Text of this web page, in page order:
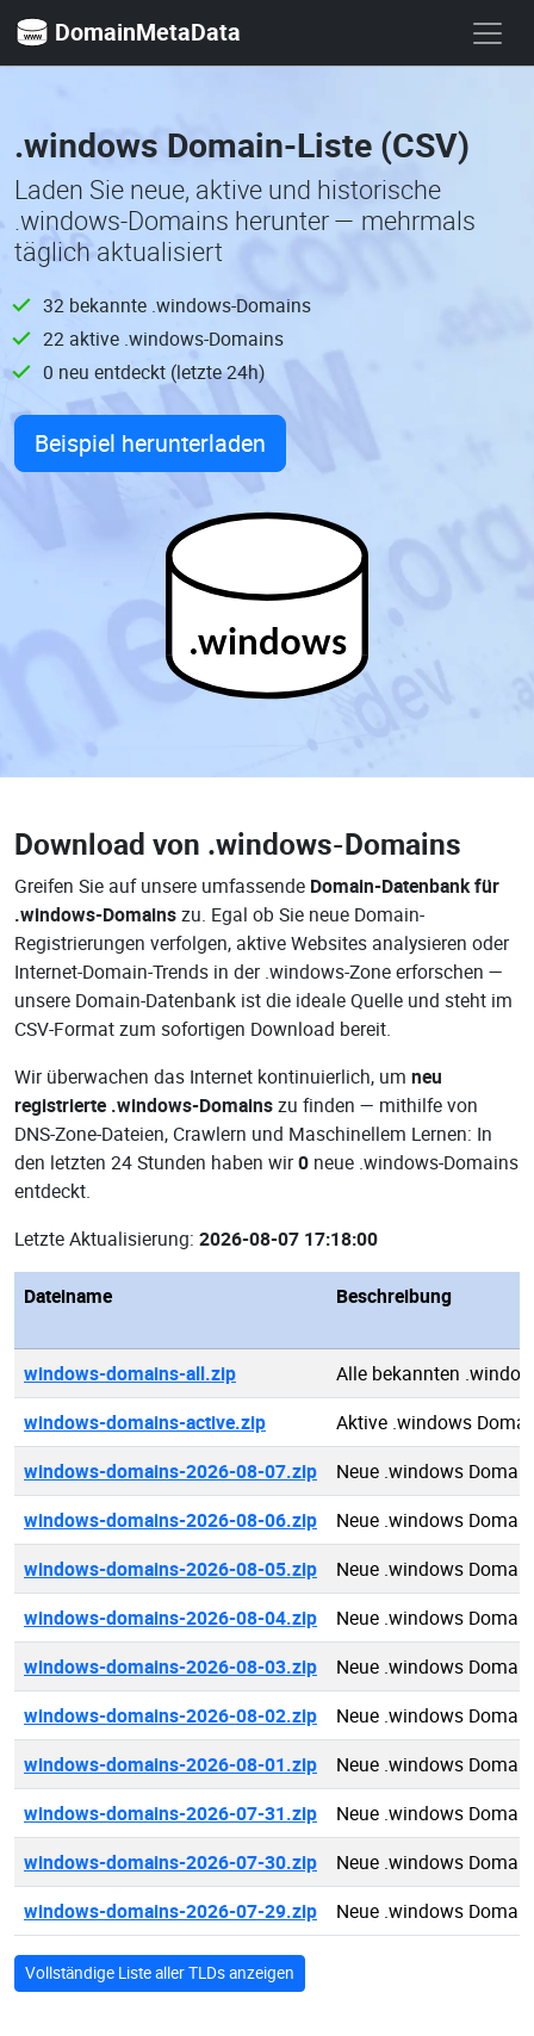
DomainMetaData
.windows Domain-Liste (CSV)
Laden Sie neue, aktive und historische
.windows-Domains herunter — mehrmals
täglich aktualisiert
32 bekannte .windows-Domains
22 aktive .windows-Domains
0 neu entdeckt (letzte 24h)
Beispiel herunterladen
.windows
Download von .windows-Domains
Greifen Sie auf unsere umfassende Domain-Datenbank für
.windows-Domainszu. Egal ob Sie neue Domain-
Registrierungen verfolgen, aktive Websites analysieren oder
Internet-Domain-Trends in der .windows-Zone erforschen —
unsere Domain-Datenbank ist die ideale Quelle und steht im
CSV-Format zum sofortigen Download bereit.
Wir überwachen das Internet kontinuierlich, um neu
registrierte .windows-Domainszu finden — mithilfe von
DNS-Zone-Dateien, Crawlern und Maschinellem Lernen: In
den letzten 24 Stunden haben wir0 neue .windows-Domains
entdeckt.
Letzte Aktualisierung: 2026-08-07 17:18:00
Dateiname Beschreibung
windows-domains-all.zip
Alle bekannten
windows-domains-active.zip
Aktive .windows
windows-domains-2026-08-07.zip
Neue .windows
windows-domains-2026-08-06.zip
Neue .windows
windows-domains-2026-08-05.zip
Neue .windows
windows-domains-2026-08-04.zip
Neue .windows
windows-domains-2026-08-03.zip
Neue .windows
windows-domains-2026-08-02.zip
Neue .windows
windows-domains-2026-08-01.zip
Neue .windows
windows-domains-2026-07-31.zip
Neue .windows
windows-domains-2026-07-30.zip
Neue .windows
windows-domains-2026-07-29.zip
Neue .windows
Vollständige Liste aller TLDs anzeigen